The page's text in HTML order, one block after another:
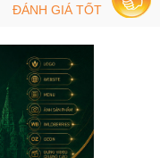
ĐÁNH GIÁ TỐT